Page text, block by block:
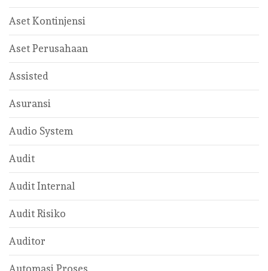
Aset Kontinjensi
Aset Perusahaan
Assisted
Asuransi
Audio System
Audit
Audit Internal
Audit Risiko
Auditor
Automasi Proses